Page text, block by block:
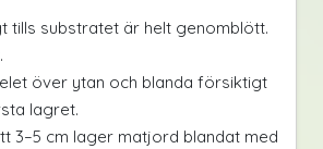
tills substratet är helt genomblött.
över ytan och blanda försiktigt
lagret.
3–5 cm lager matjord blandat med